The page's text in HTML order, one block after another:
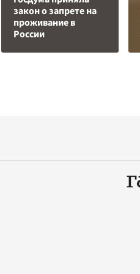
закон о запрете на
проживание в
России